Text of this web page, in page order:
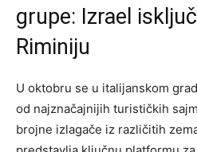
grupe: Izrael
Riminiju
U oktobru se u italijanskom
od najznačajnijih turističkih
brojne izlagače iz različitih